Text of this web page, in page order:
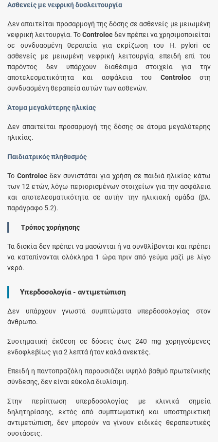
Ασθενείς με νεφρική δυσλειτουργία
Δεν απαιτείται προσαρμογή της δόσης σε ασθενείς με μειωμένη
νεφρική λειτουργία. ΤοControloc δεν πρέπει να χρησιμοποιείται
σε συνδυασμένη θεραπεία για εκρίζωση του H. pylori σε
ασθενείς με μειωμένη νεφρική λειτουργία, επειδή επί του
παρόντος δεν υπάρχουν διαθέσιμα στοιχεία για την
αποτελεσματικότητα και ασφάλεια τουControloc στη
συνδυασμένη θεραπεία αυτών των ασθενών.
Άτομα μεγαλύτερης ηλικίας
Δεν απαιτείται προσαρμογή της δόσης σε άτομα μεγαλύτερης
ηλικίας.
Παιδιατρικός πληθυσμός
ΤοControloc δεν συνιστάται για χρήση σε παιδιά ηλικίας κάτω
των 12 ετών, λόγω περιορισμένων στοιχείων για την ασφάλεια
και αποτελεσματικότητα σε αυτήν την ηλικιακή ομάδα (βλ.
παράγραφο 5.2).
Tρόπος χορήγησης
Τα δισκία δεν πρέπει να μασώνται ή να συνθλίβονται και πρέπει
να καταπίνονται ολόκληρα 1 ώρα πριν από γεύμα μαζί με λίγο
νερό.
Υπερδοσολογία - αντιμετώπιση
Δεν υπάρχουν γνωστά συμπτώματα υπερδοσολογίας στον
άνθρωπο.
Συστηματική έκθεση σε δόσεις έως 240 mg χορηγούμενες
ενδοφλεβίως για 2 λεπτά ήταν καλά ανεκτές.
Επειδή η παντοπραζόλη παρουσιάζει υψηλό βαθμό πρωτεϊνικής
σύνδεσης, δεν είναι εύκολα διυλίσιμη.
Στην περίπτωση υπερδοσολογίας με κλινικά σημεία
δηλητηρίασης, εκτός από συμπτωματική και υποστηρικτική
αντιμετώπιση, δεν μπορούν να γίνουν ειδικές θεραπευτικές
συστάσεις.